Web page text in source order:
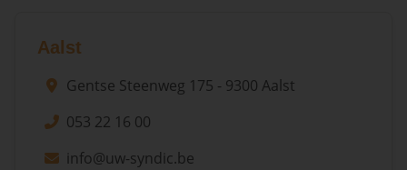
Aalst
Gentse Steenweg 175 - 9300 Aalst
053 22 16 00
info@uw-syndic.be